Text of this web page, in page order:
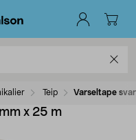
Teip Varseltape
x 25 m